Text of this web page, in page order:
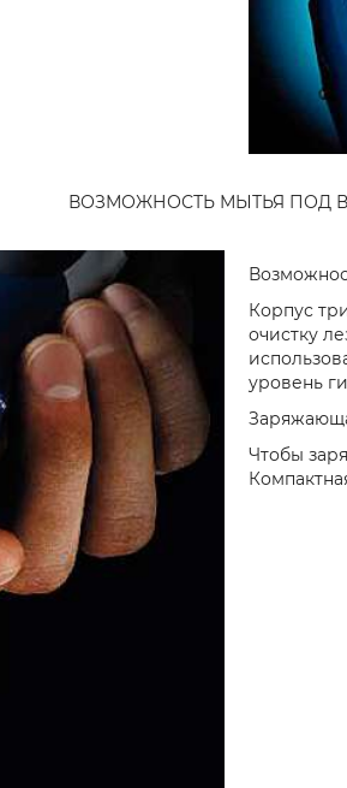
ВОЗМОЖНОСТЬ МЫТЬЯ ПОД
Корпус
очистку
уровень
Чтобы